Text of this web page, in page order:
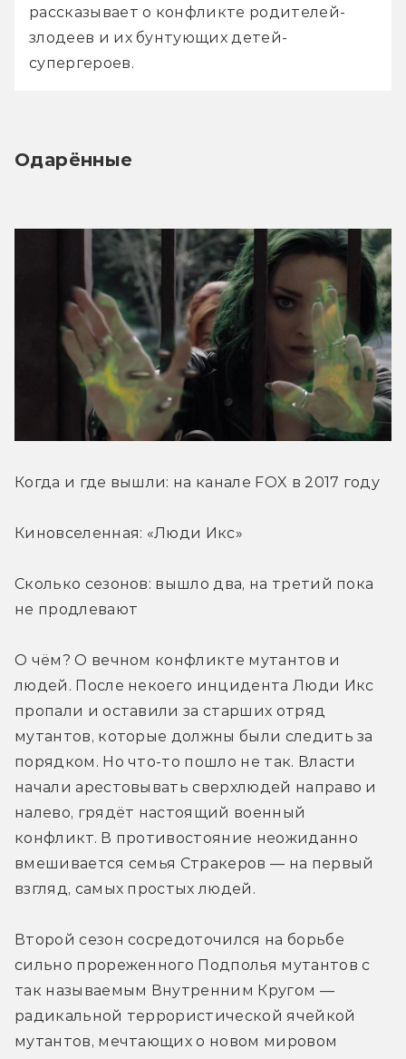
рассказывает о конфликте родителей-
злодеев и их бунтующих детей-
супергероев.
Одарённые
Когда и где вышли: на канале FOX в 2017 году
Киновселенная: «Люди Икс»
Сколько сезонов: вышло два, на третий пока
не продлевают
О чём? О вечном конфликте мутантов и
людей. После некоего инцидента Люди Икс
пропали и оставили за старших отряд
мутантов, которые должны были следить за
порядком. Но что-то пошло не так. Власти
начали арестовывать сверхлюдей направо и
налево, грядёт настоящий военный
конфликт. В противостояние неожиданно
вмешивается семья Стракеров — на первый
взгляд, самых простых людей.
Второй сезон сосредоточился на борьбе
сильно прореженного Подполья мутантов с
так называемым Внутренним Кругом —
радикальной террористической ячейкой
мутантов, мечтающих о новом мировом